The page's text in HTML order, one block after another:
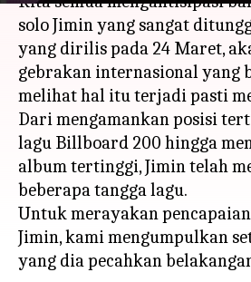
solo Jimin yang sangat
yang dirilis pada 24 Maret,
gebrakan internasional yang
melihat hal itu terjadi pasti
Dari mengamankan posisi
lagu Billboard 200 hingga
album tertinggi, Jimin telah
beberapa tangga lagu.
Untuk merayakan pencapaian
Jimin, kami mengumpulkan